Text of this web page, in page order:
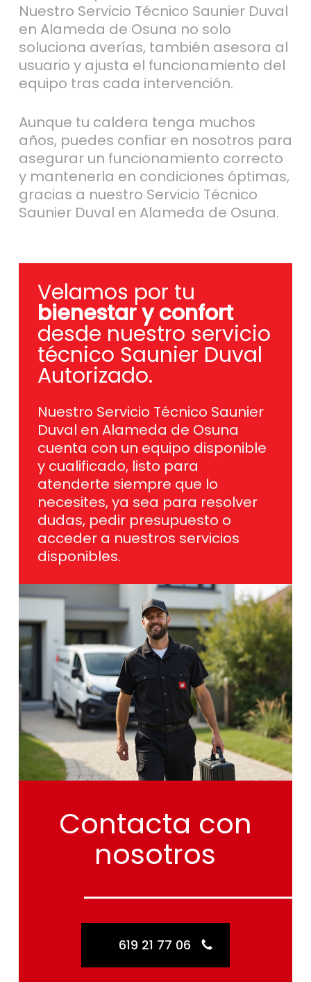
Nuestro Servicio Técnico Saunier Duval
en Alameda de Osuna no solo
soluciona averías, también asesora al
usuario y ajusta el funcionamiento del
equipo tras cada intervención.
Aunque tu caldera tenga muchos
años, puedes confiar en nosotros para
asegurar un funcionamiento correcto
y mantenerla en condiciones óptimas,
gracias a nuestro Servicio Técnico
Saunier Duval en Alameda de Osuna.
Velamos por tu
bienestar y confort
desde nuestro servicio
técnico Saunier Duval
Autorizado.
Nuestro Servicio Técnico Saunier
Duval en Alameda de Osuna
cuenta con un equipo disponible
y cualificado, listo para
atenderte siempre que lo
necesites, ya sea para resolver
dudas, pedir presupuesto o
acceder a nuestros servicios
disponibles.
Contacta con
nosotros
619 21 77 06